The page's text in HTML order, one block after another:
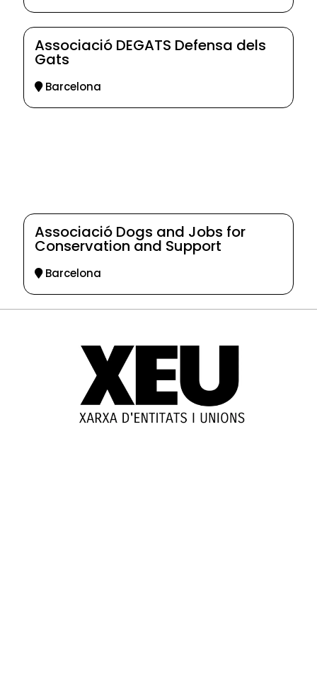
Associació DEGATS Defensa dels
Gats
Barcelona
Associació Dogs and Jobs for
Conservation and Support
Barcelona